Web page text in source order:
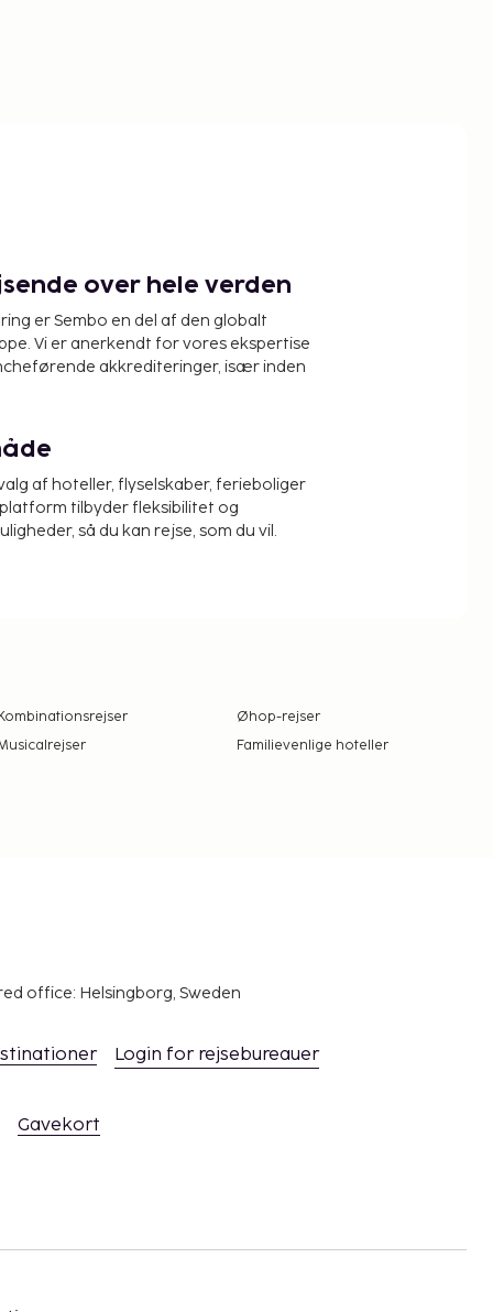
over hele verden
er Sembo en del af den globalt
Vi er anerkendt for vores ekspertise
akkrediteringer, især inden
af hoteller, flyselskaber, ferieboliger
tilbyder fleksibilitet og
så du kan rejse, som du vil.
Øhop-rejser
Familievenlige hoteller
office: Helsingborg, Sweden
Login for rejsebureauer
Gavekort